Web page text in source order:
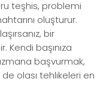
teşhis, problemi
oluşturur.
bir
Kendi başınıza
başvurmak,
de olası tehlikeleri en